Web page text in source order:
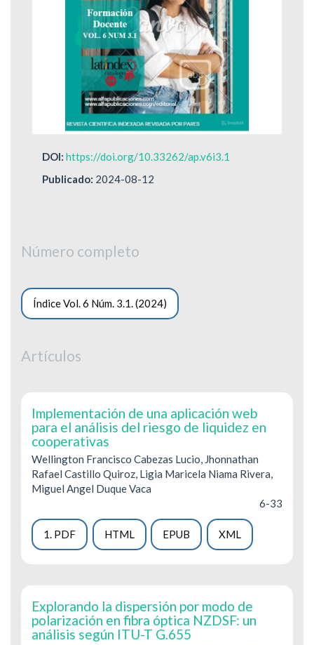
DOI: https://doi.org/10.33262/ap.v6i3.1
Publicado: 2024-08-12
Número completo
Índice Vol. 6 Núm. 3.1. (2024)
Artículos
Implementación de una aplicación web
para el análisis del riesgo de liquidez en
cooperativas
Wellington Francisco Cabezas Lucio, Jhonnathan
Rafael Castillo Quiroz, Ligia Maricela Niama Rivera,
Miguel Angel Duque Vaca
6-33
1. PDF HTML EPUB XML
Explorando la dispersión por modo de
polarización en fibra óptica NZDSF: un
análisis según ITU-T G.655